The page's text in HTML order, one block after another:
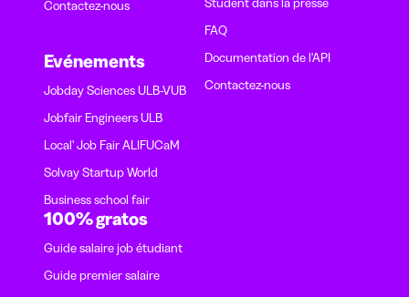
Contactez-nous
Evénements
Jobday Sciences ULB-VUB
Jobfair Engineers ULB
Local' Job Fair ALIFUCaM
Solvay Startup World
Business school fair
FAQ
Documentation de l'API
Contactez-nous
100% gratos
Guide salaire job étudiant
Guide premier salaire